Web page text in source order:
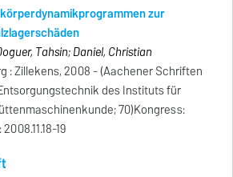
zur
Tahsin; Daniel, Christian
: Zillekens, 2008 - (Aachener Schriften
des Instituts für
70)Kongress:
19